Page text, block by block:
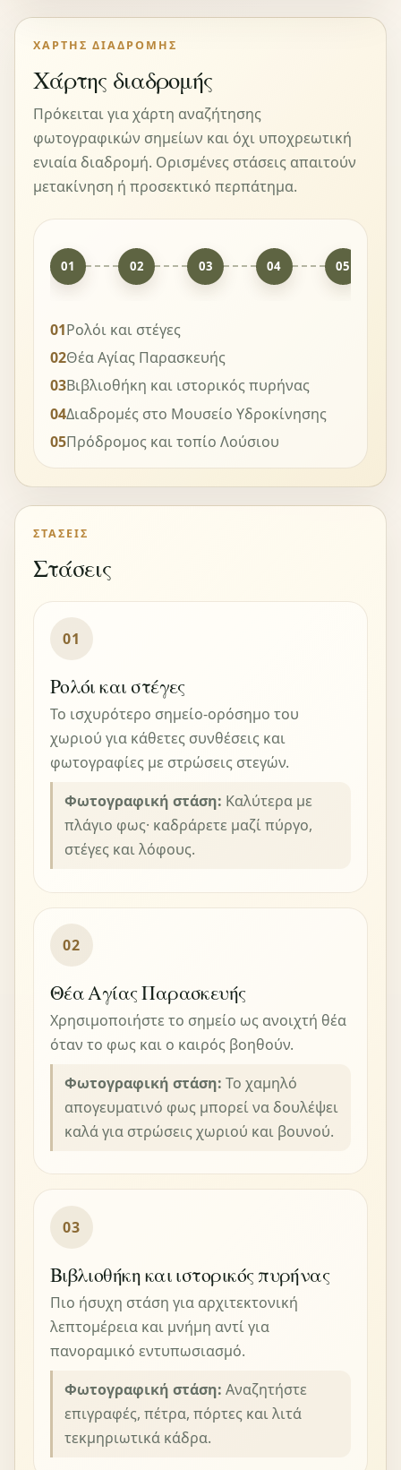
ΧΆΡΤΗΣ ΔΙΑΔΡΟΜΉΣ
Χάρτης διαδρομής
Πρόκειται για χάρτη αναζήτησης
φωτογραφικών σημείων και όχι υποχρεωτική
ενιαία διαδρομή. Ορισμένες στάσεις απαιτούν
μετακίνηση ή προσεκτικό περπάτημα.
01 02 03 04 05
01Ρολόι και στέγες
02Θέα Αγίας Παρασκευής
03Βιβλιοθήκη και ιστορικός πυρήνας
04Διαδρομές στο Μουσείο Υδροκίνησης
05Πρόδρομος και τοπίο Λούσιου
ΣΤΆΣΕΙΣ
Στάσεις
01
Ρολόι και στέγες
Το ισχυρότερο σημείο-ορόσημο του
χωριού για κάθετες συνθέσεις και
φωτογραφίες με στρώσεις στεγών.
Φωτογραφική στάση: Καλύτερα με
πλάγιο φως· καδράρετε μαζί πύργο,
στέγες και λόφους.
02
Θέα Αγίας Παρασκευής
Χρησιμοποιήστε το σημείο ως ανοιχτή θέα
όταν το φως και ο καιρός βοηθούν.
Φωτογραφική στάση: Το χαμηλό
απογευματινό φως μπορεί να δουλέψει
καλά για στρώσεις χωριού και βουνού.
03
Βιβλιοθήκη και ιστορικός πυρήνας
Πιο ήσυχη στάση για αρχιτεκτονική
λεπτομέρεια και μνήμη αντί για
πανοραμικό εντυπωσιασμό.
Φωτογραφική στάση: Αναζητήστε
επιγραφές, πέτρα, πόρτες και λιτά
τεκμηριωτικά κάδρα.